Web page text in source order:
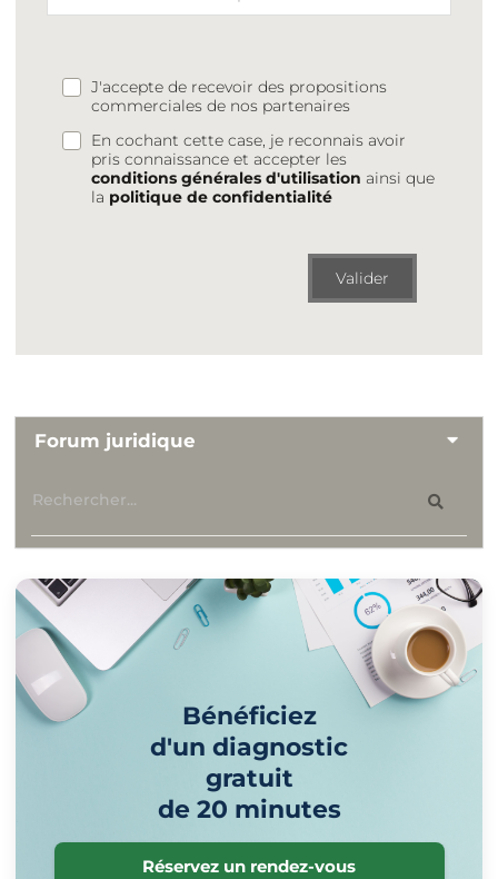
J'accepte de recevoir des propositions
commerciales de nos partenaires
En cochant cette case, je reconnais avoir
pris connaissance et accepter les
conditions générales d'utilisation ainsi que
la politique de confidentialité
Valider
Forum juridique
Bénéficiez
d'un diagnostic
gratuit
de 20 minutes
Réservez un rendez-vous